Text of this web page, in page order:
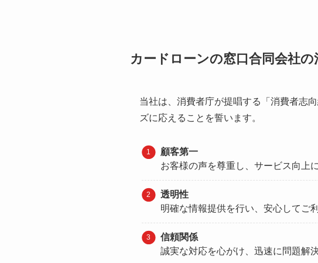
カードローンの窓口合同会社
当社は、消費者庁が提唱する「消費者志
ズに応えることを誓います。
顧客第一
お客様の声を尊重し、サービス向上
透明性
明確な情報提供を行い、安心してご
信頼関係
誠実な対応を心がけ、迅速に問題解